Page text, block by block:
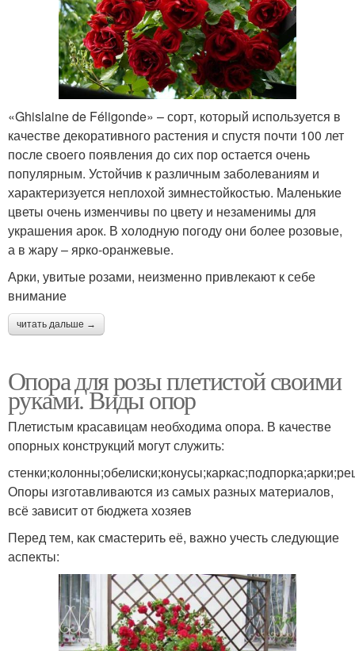
«Ghislaine de Féligonde» – сорт, который используется в
качестве декоративного растения и спустя почти 100 лет
после своего появления до сих пор остается очень
популярным. Устойчив к различным заболеваниям и
характеризуется неплохой зимнестойкостью. Маленькие
цветы очень изменчивы по цвету и незаменимы для
украшения арок. В холодную погоду они более розовые,
а в жару – ярко-оранжевые.
Арки, увитые розами, неизменно привлекают к себе
внимание
читать дальше →
Опора для розы плетистой своими
руками. Виды опор
Плетистым красавицам необходима опора. В качестве
опорных конструкций могут служить:
Опоры изготавливаются из самых разных материалов,
всё зависит от бюджета хозяев
Перед тем, как смастерить её, важно учесть следующие
аспекты: